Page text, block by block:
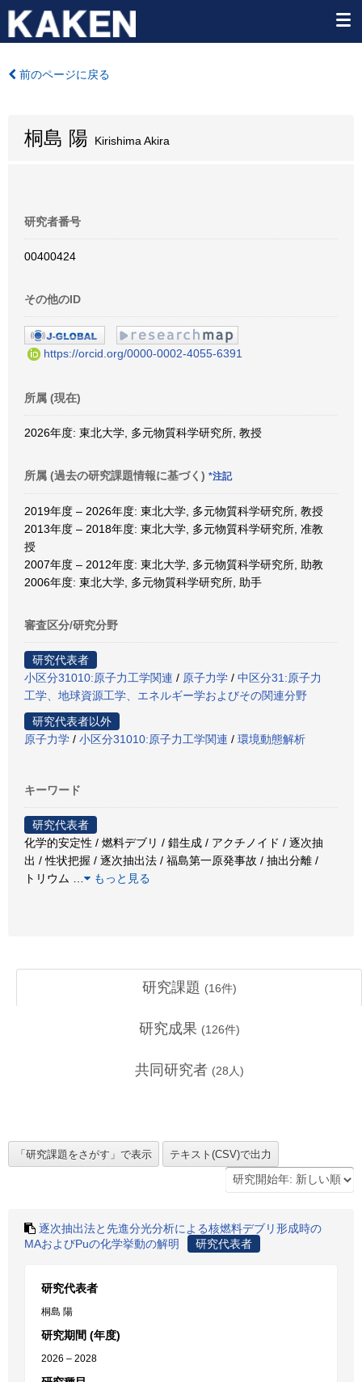
前のページに戻る
桐島 陽 Kirishima Akira
研究者番号
00400424
その他のID
https://orcid.org/0000-0002-4055-6391
所属 (現在)
2026年度: 東北大学, 多元物質科学研究所, 教授
所属 (過去の研究課題情報に基づく) *注記
2019年度 – 2026年度: 東北大学, 多元物質科学研究所, 教授
2013年度 – 2018年度: 東北大学, 多元物質科学研究所, 准教
授
2007年度 – 2012年度: 東北大学, 多元物質科学研究所, 助教
2006年度: 東北大学, 多元物質科学研究所, 助手
審査区分/研究分野
研究代表者
小区分31010:原子力工学関連 / 原子力学 / 中区分31:原子力
工学、地球資源工学、エネルギー学およびその関連分野
研究代表者以外
原子力学 / 小区分31010:原子力工学関連 / 環境動態解析
キーワード
研究代表者
化学的安定性 / 燃料デブリ / 錯生成 / アクチノイド / 逐次抽
出 / 性状把握 / 逐次抽出法 / 福島第一原発事故 / 抽出分離 /
トリウム
もっと見る
研究課題 (16件)
研究成果 (126件)
共同研究者 (28 人)
逐次抽出法と先進分光分析による核燃料デブリ形成時の
MAおよびPuの化学挙動の解明
研究代表者
研究代表者
桐島 陽
研究期間 (年度)
2026 – 2028